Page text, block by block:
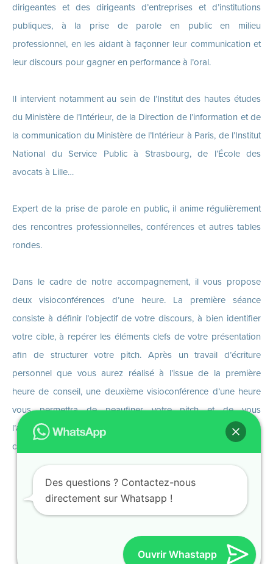
dirigeantes et des dirigeants d’entreprises et d’institutions
publiques, à la prise de parole en public en milieu
professionnel, en les aidant à façonner leur communication et
leur discours pour gagner en performance à l’oral.
Il intervient notamment au sein de l’Institut des hautes études
du Ministère de l’Intérieur, de la Direction de l’information et de
la communication du Ministère de l’Intérieur à Paris, de l’Institut
National du Service Public à Strasbourg, de l’École des
avocats à Lille…
Expert de la prise de parole en public, il anime régulièrement
des rencontres professionnelles, conférences et autres tables
rondes.
Dans le cadre de notre accompagnement, il vous propose
deux visioconférences d’une heure. La première séance
consiste à définir l’objectif de votre discours, à bien identifier
votre cible, à repérer les éléments clefs de votre présentation
afin de structurer votre pitch. Après un travail d’écriture
personnel que vous aurez réalisé à l’issue de la première
heure de conseil, une deuxième visioconférence d’une heure
vous permettra de peaufiner votre pitch et de vous
l’approprier. Vous serez ainsi prêts pour passer devant la
caméra !
Ouvrir Whastapp
Des questions ? Contactez-nous
directement sur Whatsapp !